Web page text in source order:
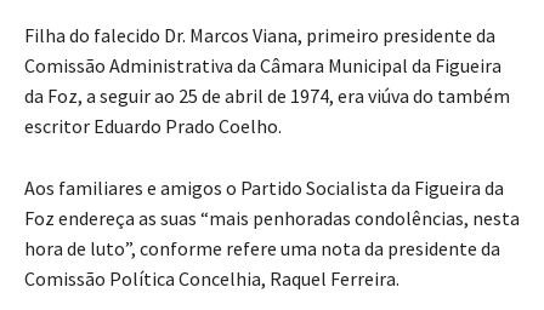
Filha do falecido Dr. Marcos Viana, primeiro presidente da
Comissão Administrativa da Câmara Municipal da Figueira
da Foz, a seguir ao 25 de abril de 1974, era viúva do também
escritor Eduardo Prado Coelho.
Aos familiares e amigos o Partido Socialista da Figueira da
Foz endereça as suas “mais penhoradas condolências, nesta
hora de luto”, conforme refere uma nota da presidente da
Comissão Política Concelhia, Raquel Ferreira.